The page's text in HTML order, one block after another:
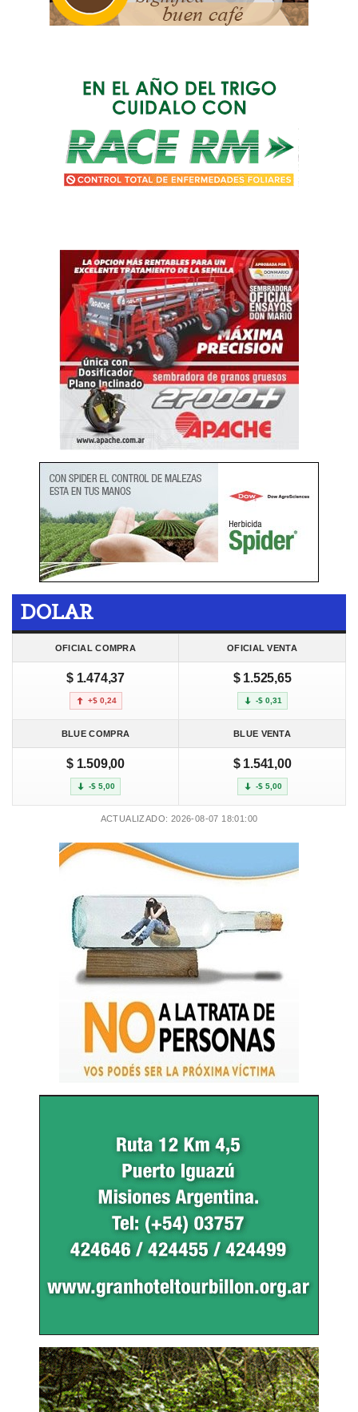
DOLAR
OFICIAL COMPRA OFICIAL VENTA
$ 1.474,37
+$ 0,24
$ 1.525,65
-$ 0,31
BLUE COMPRA BLUE VENTA
$ 1.509,00
-$ 5,00
$ 1.541,00
-$ 5,00
ACTUALIZADO: 2026-08-07 18:01:00